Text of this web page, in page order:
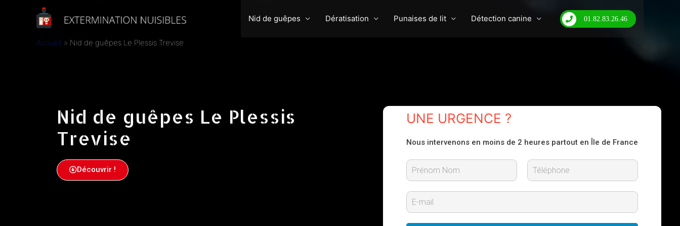
Nid de guêpes Dératisation Punaises de lit Détection canine 01.82.83.26.46
Accueil Nid de guêpes Le Plessis Trevise
Nid de guêpes Le Plessis
Trevise
Découvrir !
UNE URGENCE ?
Nous intervenons en moins de 2 heures partout en Île de France
r
n
o
E
m